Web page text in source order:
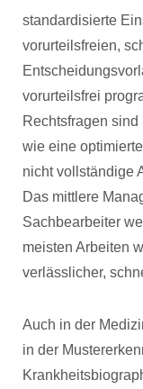
standardisierte
vorurteilsfreien,
vorurteilsfrei
Rechtsfragen
wie eine
nicht vollständige
Das mittlere
Sachbearbeiter
meisten Arbeiten
verlässlicher,
Auch in der
in der